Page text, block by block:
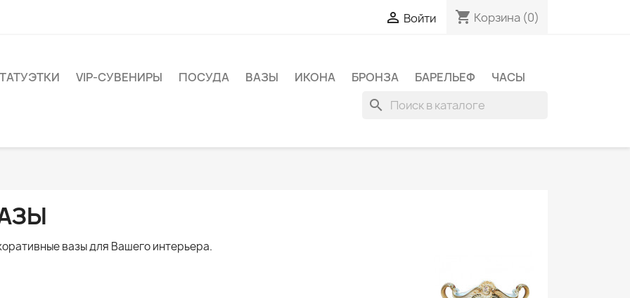
 Войти shopping_cart Корзина (0)
VIP-СУВЕНИРЫ ПОСУДА ВАЗЫ ИКОНА БРОНЗА БАРЕЛЬЕФ ЧАСЫ
search
вазы для Вашего интерьера.